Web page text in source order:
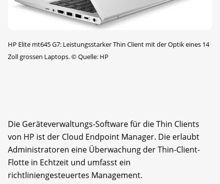
HP Elite mt645 G7: Leistungsstarker Thin Client mit der Optik eines 14
Zoll grossen Laptops.©Quelle: HP
Die Geräteverwaltungs-Software für die Thin Clients
von HP ist der Cloud Endpoint Manager. Die erlaubt
Administratoren eine Überwachung der Thin-Client-
Flotte in Echtzeit und umfasst ein
richtliniengesteuertes Management.